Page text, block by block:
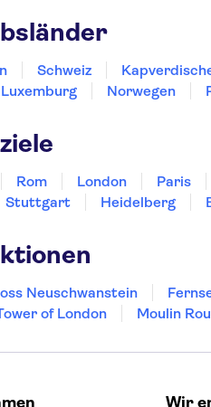
Schweiz
Luxemburg Norwegen
Rom London Paris
Stuttgart Heidelberg
Neuschwanstein
of London Moulin
Wir